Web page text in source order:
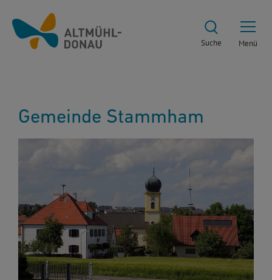
Suche Menü
Gemeinde Stammham